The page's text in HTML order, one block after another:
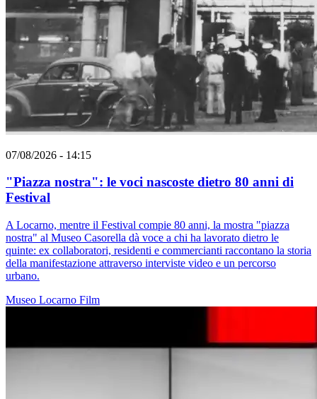
07/08/2026 - 14:15
"Piazza nostra": le voci nascoste dietro 80 anni di
Festival
A Locarno, mentre il Festival compie 80 anni, la mostra "piazza
nostra" al Museo Casorella dà voce a chi ha lavorato dietro le
quinte: ex collaboratori, residenti e commercianti raccontano la storia
della manifestazione attraverso interviste video e un percorso
urbano.
Museo Locarno Film